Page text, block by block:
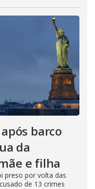
barco
da
e filha
preso por volta das
de 13 crimes